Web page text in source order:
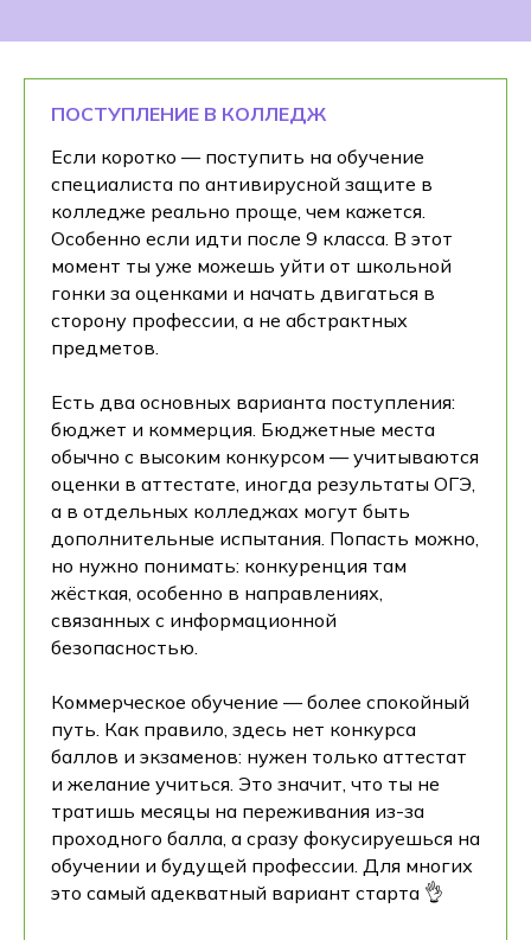
ПОСТУПЛЕНИЕ В КОЛЛЕДЖ
Если коротко — поступить на обучение
специалиста по антивирусной защите в
колледже реально проще, чем кажется.
Особенно если идти после 9 класса. В этот
момент ты уже можешь уйти от школьной
гонки за оценками и начать двигаться в
сторону профессии, а не абстрактных
предметов.
Есть два основных варианта поступления:
бюджет и коммерция. Бюджетные места
обычно с высоким конкурсом — учитываются
оценки в аттестате, иногда результаты ОГЭ,
а в отдельных колледжах могут быть
дополнительные испытания. Попасть можно,
но нужно понимать: конкуренция там
жёсткая, особенно в направлениях,
связанных с информационной
безопасностью.
Коммерческое обучение — более спокойный
путь. Как правило, здесь нет конкурса
баллов и экзаменов: нужен только аттестат
и желание учиться. Это значит, что ты не
тратишь месяцы на переживания из-за
проходного балла, а сразу фокусируешься на
обучении и будущей профессии. Для многих
это самый адекватный вариант старта 👌